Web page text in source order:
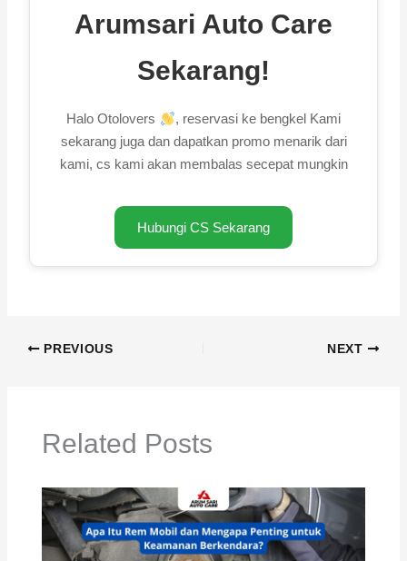
Arumsari Auto Care
Sekarang!
Halo Otolovers
, reservasi ke bengkel Kami
sekarang juga dan dapatkan promo menarik dari
kami, cs kami akan membalas secepat mungkin
Hubungi CS Sekarang
PREVIOUS NEXT
Related Posts